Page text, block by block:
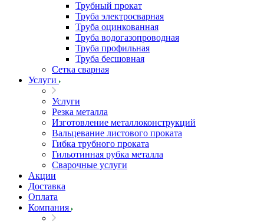
Трубный прокат
Труба электросварная
Труба оцинкованная
Труба водогазопроводная
Труба профильная
Труба бесшовная
Сетка сварная
Услуги
Услуги
Резка металла
Изготовление металлоконструкций
Вальцевание листового проката
Гибка трубного проката
Гильотинная рубка металла
Сварочные услуги
Акции
Доставка
Оплата
Компания